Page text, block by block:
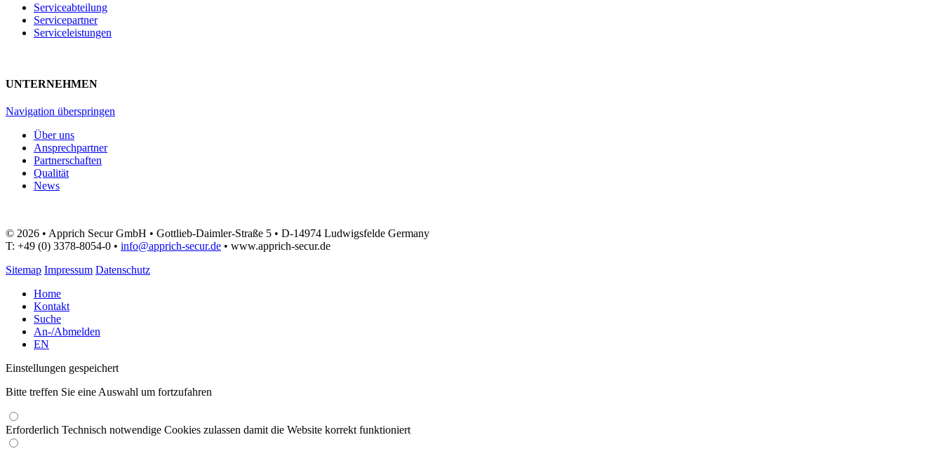
Serviceabteilung
Servicepartner
Serviceleistungen
UNTERNEHMEN
Navigation überspringen
Über uns
Ansprechpartner
Partnerschaften
Qualität
News
© 2026 • Apprich Secur GmbH • Gottlieb-Daimler-Straße 5 • D-14974 Ludwigsfelde Germany
T: +49 (0) 3378-8054-0 • info@apprich-secur.de • www.apprich-secur.de
Sitemap Impressum Datenschutz
Home
Kontakt
Suche
An-/Abmelden
EN
Einstellungen gespeichert
Bitte treffen Sie eine Auswahl um fortzufahren
Erforderlich Technisch notwendige Cookies zulassen damit die Website korrekt funktioniert